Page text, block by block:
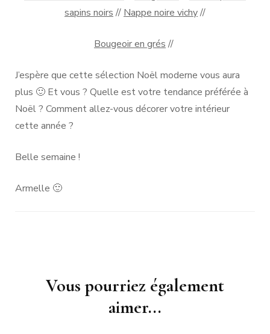
sapins noirs//Nappe noire vichy//
Bougeoir en grés//
J’espère que cette sélection Noël moderne vous aura
plus 🙂 Et vous ? Quelle est votre tendance préférée à
Noël ? Comment allez-vous décorer votre intérieur
cette année ?
Belle semaine !
Armelle 🙂
Navigation
Vous pourriez également
aimer...